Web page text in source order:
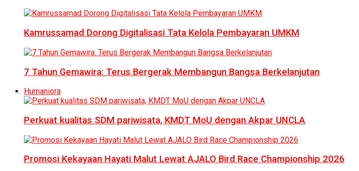
Kamrussamad Dorong Digitalisasi Tata Kelola Pembayaran UMKM
7 Tahun Gemawira: Terus Bergerak Membangun Bangsa Berkelanjutan
Humaniora
Perkuat kualitas SDM pariwisata, KMDT MoU dengan Akpar UNCLA
Promosi Kekayaan Hayati Malut Lewat AJALO Bird Race Championship 2026